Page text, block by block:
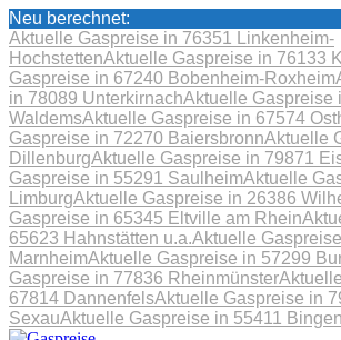
Neu berechnet:
Aktuelle Gaspreise in 76351 Linkenheim-
HochstettenAktuelle Gaspreise in 76133
Gaspreise in 67240 Bobenheim-Roxheim
in 78089 UnterkirnachAktuelle Gaspreise
WaldemsAktuelle Gaspreise in 67574
Gaspreise in 72270 BaiersbronnAktuelle
DillenburgAktuelle Gaspreise in 79871
Gaspreise in 55291 SaulheimAktuelle
LimburgAktuelle Gaspreise in 26386
Gaspreise in 65345 Eltville am Rhein
65623 Hahnstätten u.a.Aktuelle
MarnheimAktuelle Gaspreise in 57299
Gaspreise in 77836 Rheinmünster
67814 DannenfelsAktuelle Gaspreise in
SexauAktuelle Gaspreise in 55411